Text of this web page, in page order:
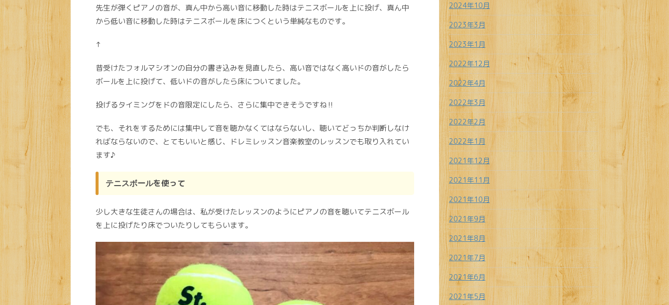
先生が弾くピアノの音が、真ん中から高い音に移動した時はテニスボールを上に投げ、真ん中
から低い音に移動した時はテニスボールを床につくという単純なものです。
↑
昔受けたフォルマシオンの自分の書き込みを見直したら、高い音ではなく高いドの音がしたら
ボールを上に投げて、低いドの音がしたら床についてました。
投げるタイミングをドの音限定にしたら、さらに集中できそうですね‼︎
でも、それをするためには集中して音を聴かなくてはならないし、聴いてどっちか判断しなけ
ればならないので、とてもいいと感じ、ドレミレッスン音楽教室のレッスンでも取り入れてい
ます♪
テニスボールを使って
少し大きな生徒さんの場合は、私が受けたレッスンのようにピアノの音を聴いてテニスボール
を上に投げたり床でついたりしてもらいます。
2024年10月
2023年3月
2023年1月
2022年12月
2022年4月
2022年3月
2022年2月
2022年1月
2021年12月
2021年11月
2021年10月
2021年9月
2021年8月
2021年7月
2021年6月
2021年5月